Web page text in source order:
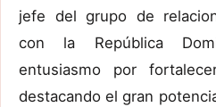
jefe del grupo de
con la República
entusiasmo por
destacando el gran